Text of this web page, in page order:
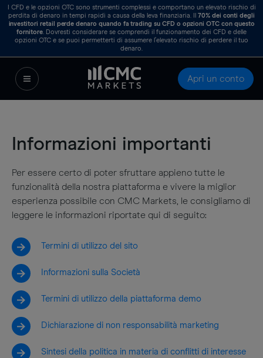
I CFD e le opzioni OTC sono strumenti complessi e comportano un elevato rischio di
perdita di denaro in tempi rapidi a causa della leva finanziaria. Il 70%dei conti degli
investitori retail perde denaro quando fa trading su CFD o opzioni OTC con questo
fornitore. Dovresti considerare se comprendi il funzionamento dei CFD e delle
opzioni OTC e se puoi permetterti di assumere l’elevato rischio di perdere il tuo
denaro.
Apri un conto
Informazioni importanti
Per essere certo di poter sfruttare appieno tutte le
funzionalità della nostra piattaforma e vivere la miglior
esperienza possibile con CMC Markets, le consigliamo di
leggere le informazioni riportate qui di seguito:
Termini di utilizzo del sito
Informazioni sulla Società
Termini di utilizzo della piattaforma demo
Dichiarazione di non responsabilità marketing
Sintesi della politica in materia di conflitti di interesse